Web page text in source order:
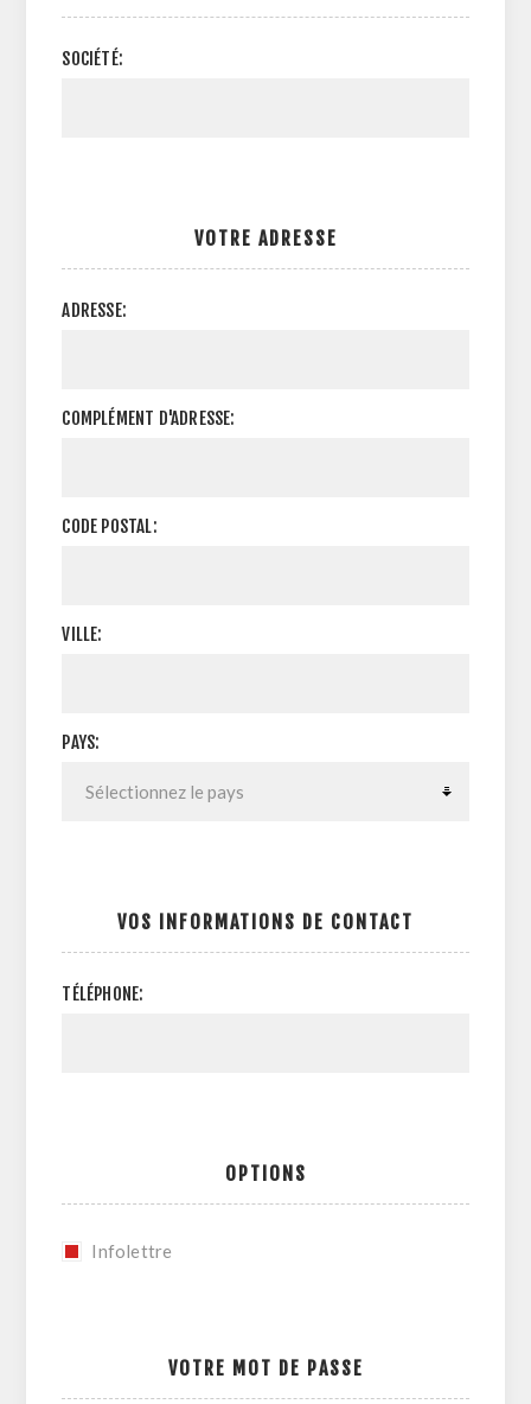
SOCIÉTÉ:
VOTRE ADRESSE
ADRESSE:
COMPLÉMENT D'ADRESSE:
CODE POSTAL:
VILLE:
PAYS:
VOS INFORMATIONS DE CONTACT
TÉLÉPHONE:
OPTIONS
Infolettre
VOTRE MOT DE PASSE